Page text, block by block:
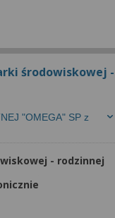
środowiskowej -
"OMEGA" SP z
- rodzinnej